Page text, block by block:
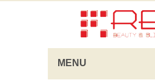
MENU